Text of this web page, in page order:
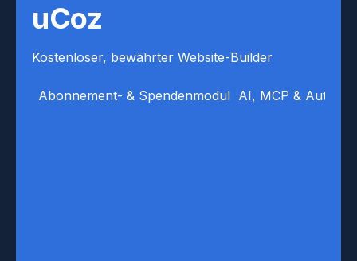
uCoz
Kostenloser, bewährter Website-Builder
Abonnement- & Spendenmodul AI, MCP &